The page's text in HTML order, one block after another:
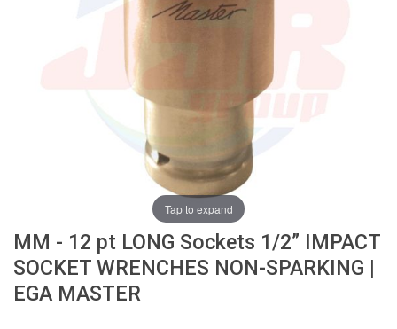
น
ะ
นำ
MM - 12 pt LONG Sockets 1/2” IMPACT
SOCKET WRENCHES NON-SPARKING |
EGA MASTER
Tap to expand